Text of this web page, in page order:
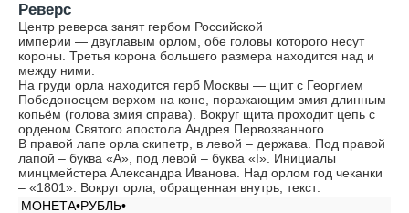
Реверс
Центр реверса занят гербом Российской
империи — двуглавым орлом, обе головы которого несут
короны. Третья корона большего размера находится над и
между ними.
На груди орла находится герб Москвы — щит с Георгием
Победоносцем верхом на коне, поражающим змия длинным
копьём (голова змия справа). Вокруг щита проходит цепь с
орденом Святого апостола Андрея Первозванного.
В правой лапе орла скипетр, в левой – держава. Под правой
лапой – буква «А», под левой – буква «I». Инициалы
минцмейстера Александра Иванова. Над орлом год чеканки
– «1801». Вокруг орла, обращенная внутрь, текст:
МОНЕТА•РУБЛЬ•